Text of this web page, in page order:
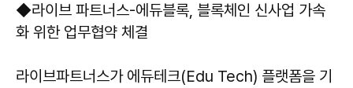
◆라이브 파트너스-에듀블록, 블록체인 신사업 가속
화 위한 업무협약 체결
라이브파트너스가 에듀테크(Edu Tech) 플랫폼을 기